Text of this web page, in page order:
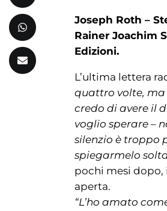
Joseph Roth –
Rainer Joachim
Edizioni.
L’ultima lettera
quattro volte, ma
credo di avere il
voglio sperare –
silenzio è troppo
spiegarmelo
pochi mesi dopo,
aperta.
“L’ho amato